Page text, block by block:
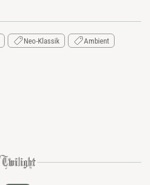
Neo-Klassik Ambient